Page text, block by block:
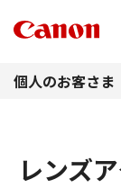
個人のお客さま
レンズ